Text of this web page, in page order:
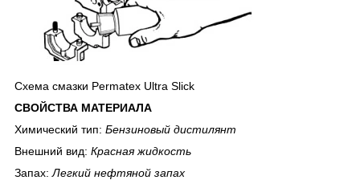
Схема смазки Permatex Ultra Slick
СВОЙСТВА МАТЕРИАЛА
Химический тип: Бензиновый дистилянт
Внешний вид: Красная жидкость
Запах: Легкий нефтяной запах